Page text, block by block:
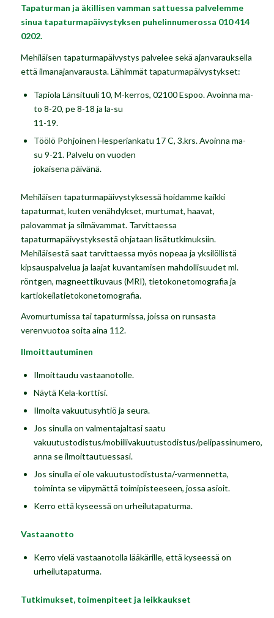
Tapaturman ja äkillisen vamman sattuessa palvelemme
sinua tapaturmapäivystyksen puhelinnumerossa 010 414
0202.
Mehiläisen tapaturmapäivystys palvelee sekä ajanvarauksella
että ilmanajanvarausta. Lähimmät tapaturmapäivystykset:
Tapiola Länsituuli 10, M-kerros, 02100 Espoo. Avoinna ma-
to 8-20, pe 8-18 ja la-su
11-19.
Töölö Pohjoinen Hesperiankatu 17 C, 3.krs. Avoinna ma-
su 9-21. Palvelu on vuoden
jokaisena päivänä.
Mehiläisen tapaturmapäivystyksessä hoidamme kaikki
tapaturmat, kuten venähdykset, murtumat, haavat,
palovammat ja silmävammat. Tarvittaessa
tapaturmapäivystyksestä ohjataan lisätutkimuksiin.
Mehiläisestä saat tarvittaessa myös nopeaa ja yksilöllistä
kipsauspalvelua ja laajat kuvantamisen mahdollisuudet ml.
röntgen, magneettikuvaus (MRI), tietokonetomografia ja
kartiokeilatietokonetomografia.
Avomurtumissa tai tapaturmissa, joissa on runsasta
verenvuotoa soita aina 112.
Ilmoittautuminen
Ilmoittaudu vastaanotolle.
Näytä Kela-korttisi.
Ilmoita vakuutusyhtiö ja seura.
Jos sinulla on valmentajaltasi saatu
vakuutustodistus/mobiilivakuutustodistus/pelipassinumero,
anna se ilmoittautuessasi.
Jos sinulla ei ole vakuutustodistusta/-varmennetta,
toiminta se viipymättä toimipisteeseen, jossa asioit.
Kerro että kyseessä on urheilutapaturma.
Vastaanotto
Kerro vielä vastaanotolla lääkärille, että kyseessä on
urheilutapaturma.
Tutkimukset, toimenpiteet ja leikkaukset